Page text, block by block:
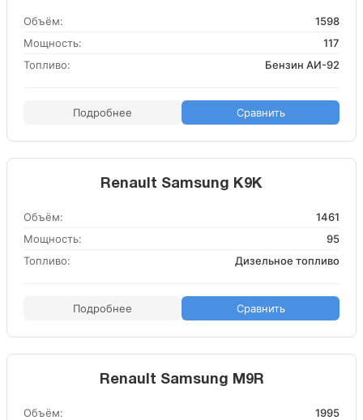
Объём:
1598
Мощность:
117
Топливо:
Бензин АИ-92
Подробнее Сравнить
Renault Samsung K9K
Объём:
1461
Мощность:
95
Топливо:
Дизельное топливо
Подробнее Сравнить
Renault Samsung M9R
Объём:
1995